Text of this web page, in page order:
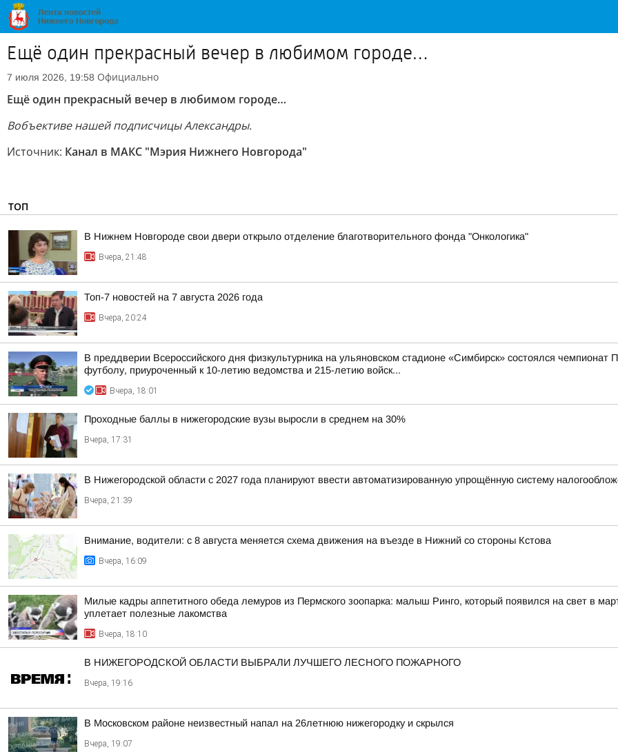
Ещё один прекрасный вечер в любимом городе…
7 июля 2026, 19:58 Официально
Ещё один прекрасный вечер в любимом городе…
Вобъективе нашей подписчицы Александры.
Источник: Канал в МАКС "Мэрия Нижнего Новгорода"
ТОП
В Нижнем Новгороде свои двери открыло отделение благотворительного фонда "Онкологика"
Вчера, 21:48
Топ-7 новостей на 7 августа 2026 года
Вчера, 20:24
В преддверии Всероссийского дня физкультурника на ульяновском стадионе «Симбирск» состоялся чемпионат
футболу, приуроченный к 10-летию ведомства и 215-летию войск...
Вчера, 18:01
Проходные баллы в нижегородские вузы выросли в среднем на 30%
Вчера, 17:31
В Нижегородской области с 2027 года планируют ввести автоматизированную упрощённую систему
Вчера, 21:39
Внимание, водители: с 8 августа меняется схема движения на въезде в Нижний со стороны Кстова
Вчера, 16:09
Милые кадры аппетитного обеда лемуров из Пермского зоопарка: малыш Ринго, который появился на свет в
уплетает полезные лакомства
Вчера, 18:10
В НИЖЕГОРОДСКОЙ ОБЛАСТИ ВЫБРАЛИ ЛУЧШЕГО ЛЕСНОГО ПОЖАРНОГО
Вчера, 19:16
В Московском районе неизвестный напал на 26летнюю нижегородку и скрылся
Вчера, 19:07